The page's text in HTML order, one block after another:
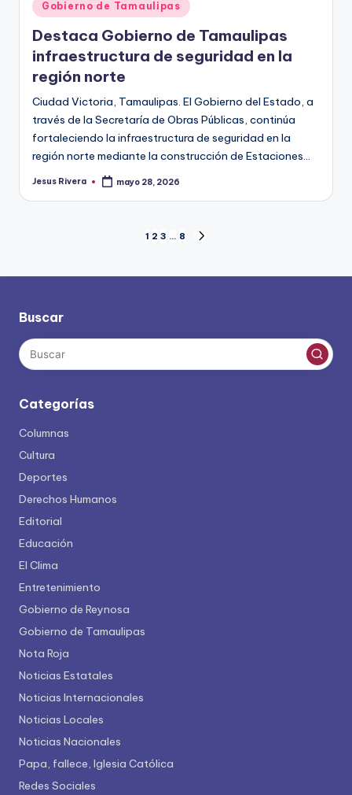
Publicado
en
Gobierno de Tamaulipas
Destaca Gobierno de Tamaulipas
infraestructura de seguridad en la
región norte
Ciudad Victoria, Tamaulipas. El Gobierno del Estado, a
través de la Secretaría de Obras Públicas, continúa
fortaleciendo la infraestructura de seguridad en la
región norte mediante la construcción de Estaciones…
Publicado
Jesus Rivera mayo 28, 2026
Paginación
de
1 2 3 … 8
Buscar
Categorías
Columnas
Cultura
Deportes
Derechos Humanos
Editorial
Educación
El Clima
Entretenimiento
Gobierno de Reynosa
Gobierno de Tamaulipas
Nota Roja
Noticias Estatales
Noticias Internacionales
Noticias Locales
Noticias Nacionales
Papa, fallece, Iglesia Católica
Redes Sociales